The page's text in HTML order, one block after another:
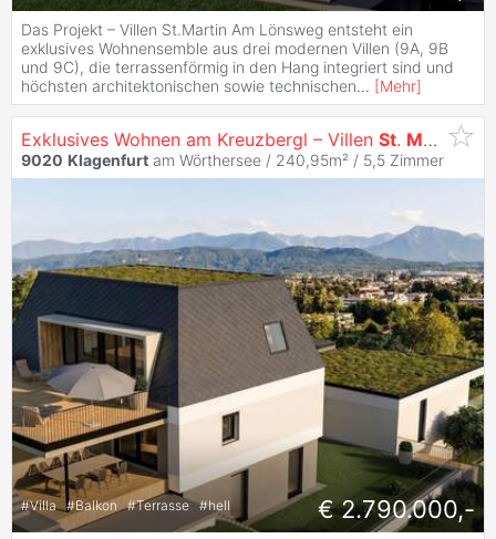
Das Projekt – Villen St.Martin Am Lönsweg entsteht ein
exklusives Wohnensemble aus drei modernen Villen (9A, 9B
und 9C), die terrassenförmig in den Hang integriert sind und
höchsten architektonischen sowie technischen... [Mehr]
Exklusives Wohnen am Kreuzbergl – Villen St. Martin mit
9020 Klagenfurt am Wörthersee / 240,95m² / 5,5 Zimmer
#Villa #Balkon #Terrasse #hell € 2.790.000,-